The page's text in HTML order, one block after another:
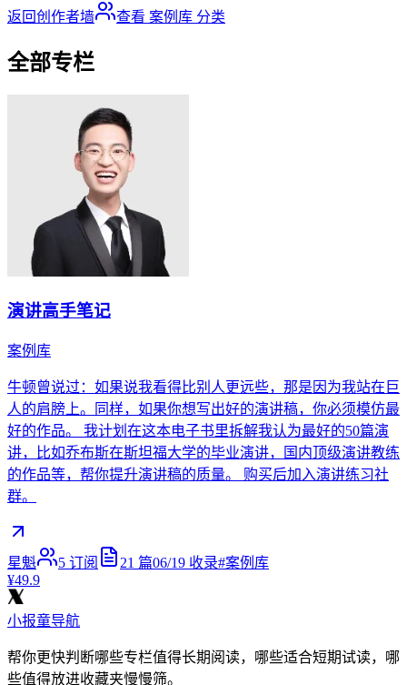
返回创作者墙
查看 案例库 分类
全部专栏
演讲高手笔记
案例库
牛顿曾说过：如果说我看得比别人更远些，那是因为我站在巨
人的肩膀上。同样，如果你想写出好的演讲稿，你必须模仿最
好的作品。 我计划在这本电子书里拆解我认为最好的50篇演
讲，比如乔布斯在斯坦福大学的毕业演讲，国内顶级演讲教练
的作品等，帮你提升演讲稿的质量。 购买后加入演讲练习社
群。
星魁 5 订阅 21 篇06/19 收录#案例库
¥49.9
小报童导航
帮你更快判断哪些专栏值得长期阅读，哪些适合短期试读，哪
些值得放进收藏夹慢慢筛。